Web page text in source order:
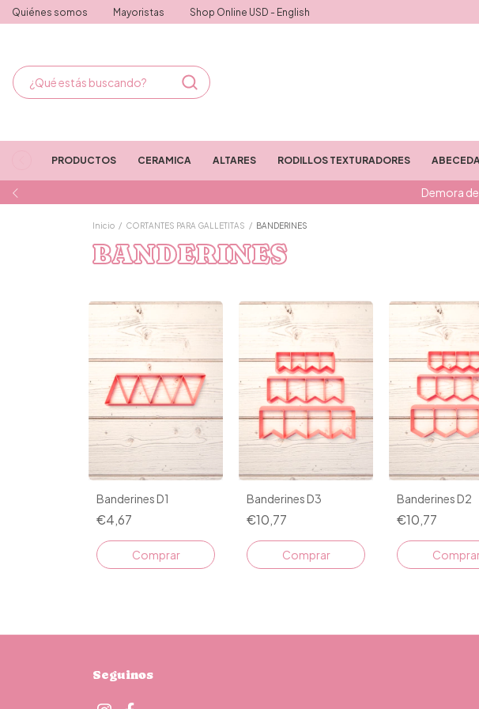
Quiénes somos Mayoristas Shop Online USD - English
Demora
PRODUCTOS CERAMICA ALTARES RODILLOS TEXTURADORES
Inicio / CORTANTES PARA GALLETITAS / BANDERINES
BANDERINES
Banderines D1
€4,67
Comprar
Banderines D3
€10,77
Comprar
Banderines D2
€10,77
Seguinos